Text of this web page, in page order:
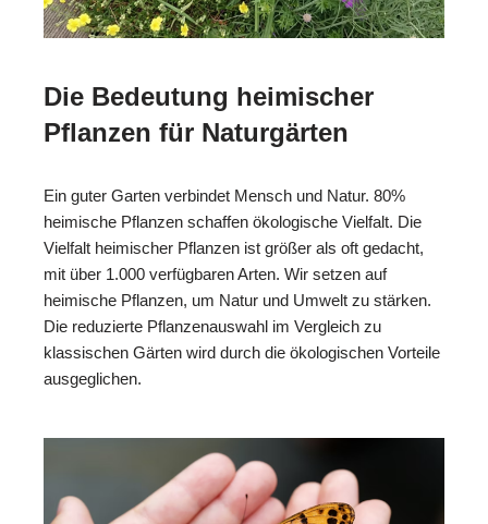
Die Bedeutung heimischer
Pflanzen für Naturgärten
Ein guter Garten verbindet Mensch und Natur. 80%
heimische Pflanzen schaffen ökologische Vielfalt. Die
Vielfalt heimischer Pflanzen ist größer als oft gedacht,
mit über 1.000 verfügbaren Arten. Wir setzen auf
heimische Pflanzen, um Natur und Umwelt zu stärken.
Die reduzierte Pflanzenauswahl im Vergleich zu
klassischen Gärten wird durch die ökologischen Vorteile
ausgeglichen.